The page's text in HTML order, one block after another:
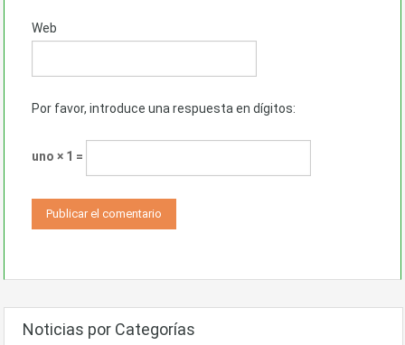
Web
Por favor, introduce una respuesta en dígitos:
uno × 1 =
Noticias por Categorías